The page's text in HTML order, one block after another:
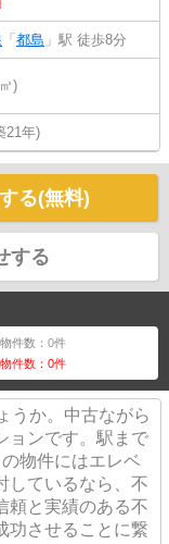
「 都島 」駅 徒歩8分
)
21年)
る(無料)
する
件数：0件
件数：0件
うか。中古ながら
ョンです。駅まで
物件にはエレベ
しているなら、不
頼と実績のある不
功させることに繋